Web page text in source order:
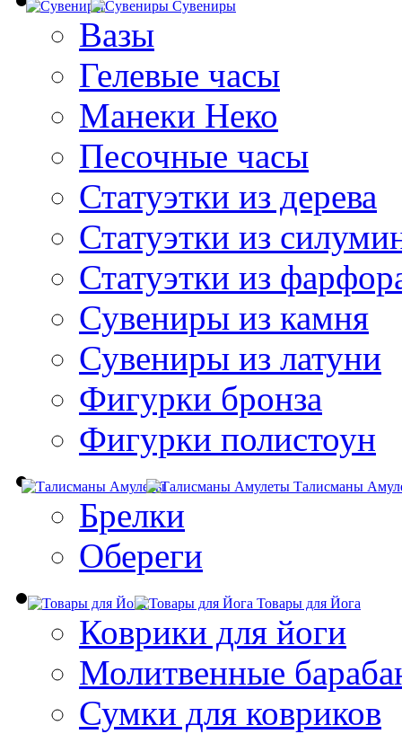
Сувениры
Вазы
Гелевые часы
Манеки Неко
Песочные часы
Статуэтки из дерева
Статуэтки из
Статуэтки из
Сувениры из камня
Сувениры из латуни
Фигурки бронза
Фигурки полистоун
Талисманы
Брелки
Обереги
Товары для Йога
Коврики для йоги
Молитвенные
Сумки для ковриков